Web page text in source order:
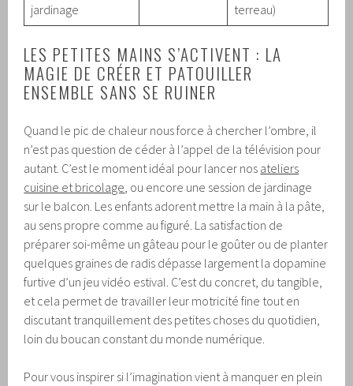
jardinage
terreau)
LES PETITES MAINS S’ACTIVENT : LA
MAGIE DE CRÉER ET PATOUILLER
ENSEMBLE SANS SE RUINER
Quand le pic de chaleur nous force à chercher l’ombre, il
n’est pas question de céder à l’appel de la télévision pour
autant. C’est le moment idéal pour lancer nos ateliers
cuisine et bricolage , ou encore une session de jardinage
sur le balcon. Les enfants adorent mettre la main à la pâte,
au sens propre comme au figuré. La satisfaction de
préparer soi-même un gâteau pour le goûter ou de planter
quelques graines de radis dépasse largement la dopamine
furtive d’un jeu vidéo estival. C’est du concret, du tangible,
et cela permet de travailler leur motricité fine tout en
discutant tranquillement des petites choses du quotidien,
loin du boucan constant du monde numérique.
Pour vous inspirer si l’imagination vient à manquer en plein